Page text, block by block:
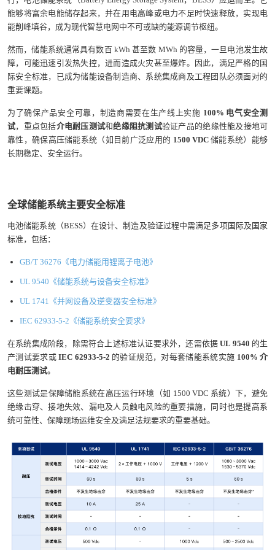
能够将富余电能储存起来，并在用电高峰或电力不足时快速释放，实现电
能削峰填谷，成为现代智慧电网中不可或缺的能源调节枢纽。
然而，储能系统通常具有数百 kWh 甚至数 MWh 的容量，一旦电池发生故
障，可能迅速引发热失控，进而造成火灾甚至爆炸。因此，满足严格的国
际安全标准，已成为储能设备制造商、系统集成商及工程团队必须面对的
重要课题。
为了确保产品安全可靠，制造商需要在生产线上实施 100% 电气安全测
试，重点包括介电耐压测试和绝缘阻抗测试验证产品的绝缘性能及接地可
靠性，确保高压储能系统（如目前广泛应用的 1500 VDC储能系统）能够
长期稳定、安全运行。
全球储能系统主要安全标准
电池储能系统（BESS）在设计、制造及验证过程中需满足多项国际及国家
标准，包括：
GB/T 36276《电力储能用锂离子电池》
UL 9540《储能系统与设备安全标准》
UL 1741《并网设备及逆变器安全标准》
IEC 62933-5-2《储能系统安全要求》
在系统集成阶段，除需符合上述标准认证要求外，还需依据 UL 9540 的生
产测试要求或 IEC 62933-5-2 的验证规范，对每套储能系统实施 100% 介
电耐压测试。
这些测试是保障储能系统在高压运行环境（如 1500 VDC 系统）下，避免
绝缘击穿、接地失效、漏电及人员触电风险的重要措施，同时也是提高系
统可靠性、保障现场运维安全及满足法规要求的重要基础。